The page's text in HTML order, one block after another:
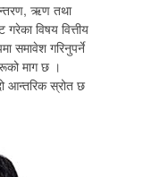
ऋण तथा
विषय वित्तीय
समावेश गरिनुपर्ने
माग छ ।
आन्तरिक स्रोत छ